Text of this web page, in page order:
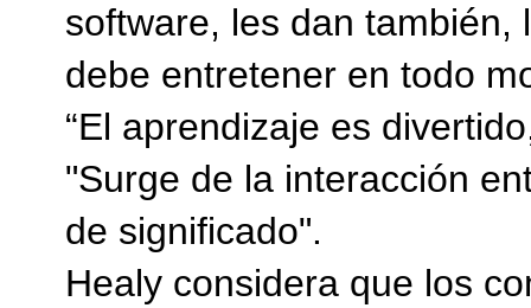
software, les dan
debe entretener en todo
“El aprendizaje es
"Surge de la interacción
de significado".
Healy considera que los